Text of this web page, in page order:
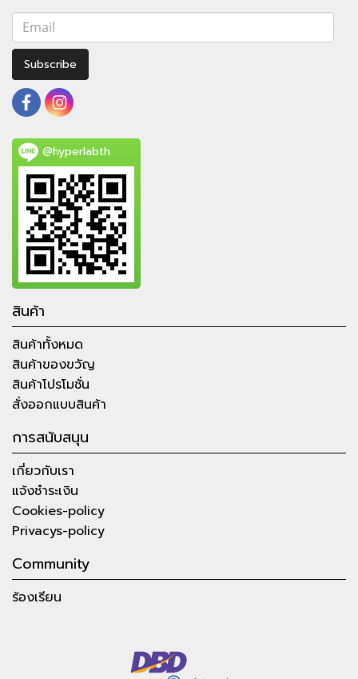
Subscribe
@hyperlabth
สินค้า
สินค้าทั้งหมด
สินค้าของขวัญ
สินค้าโปรโมชั่น
สั่งออกแบบสินค้า
การสนับสนุน
เกี่ยวกับเรา
แจ้งชำระเงิน
Cookies-policy
Privacys-policy
Community
ร้องเรียน